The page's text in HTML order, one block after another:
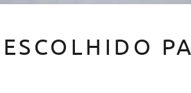
ESCOLHIDO